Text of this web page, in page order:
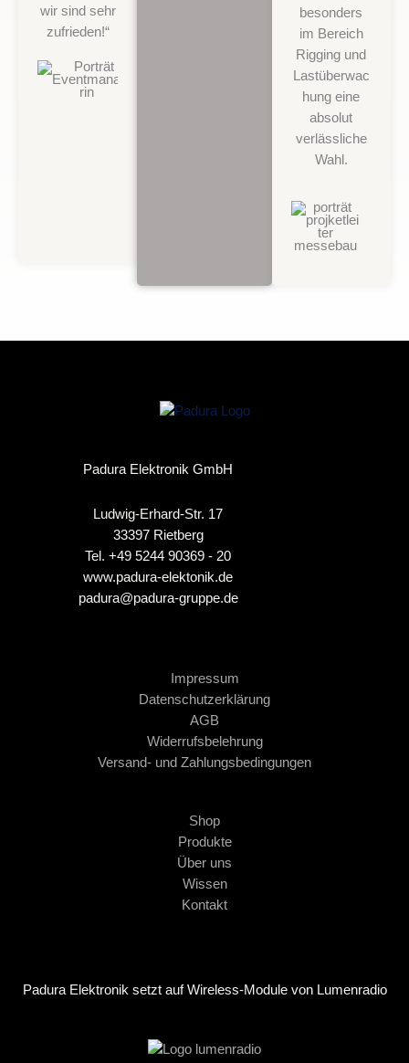
o
n
wir sind sehr
zufrieden!“
v
o
n
5
besonders
im Bereich
Rigging und
Lastüberwac
hung eine
absolut
verlässliche
Wahl.
Padura Elektronik GmbH
Ludwig-Erhard-Str. 17
33397 Rietberg
Tel. +49 5244 90369 - 20
www.padura-elektonik.de
padura@padura-gruppe.de
Impressum
Datenschutzerklärung
AGB
Widerrufsbelehrung
Versand- und Zahlungsbedingungen
Shop
Produkte
Über uns
Wissen
Kontakt
Padura Elektronik setzt auf Wireless-Module von Lumenradio